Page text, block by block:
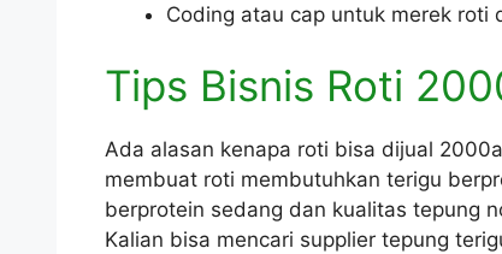
Coding atau cap untuk merek roti
Tips Bisnis Roti
Ada alasan kenapa roti bisa dijual
membuat roti membutuhkan terigu
berprotein sedang dan kualitas tepung
Kalian bisa mencari supplier tepung